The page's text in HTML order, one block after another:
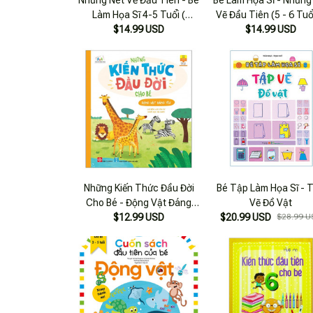
Làm Họa Sĩ 4-5 Tuổi (
Quyển A)
$14.99 USD
Vẽ Đầu Tiên (5 - 6
Quyển B
$14.99 USD
Những Kiến Thức Đầu Đời
Cho Bé - Động Vật Đáng
Yêu
$12.99 USD
Bé Tập Làm Họa Sĩ -
Vẽ Đồ Vật
$20.99 USD
$28.99